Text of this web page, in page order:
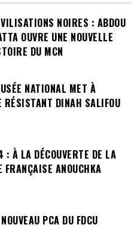
NOIRES : ABDOU
OUVRE UNE NOUVELLE
DU MCN
NATIONAL MET À
RÉSISTANT DINAH SALIFOU
: À LA DÉCOUVERTE DE LA
FRANÇAISE ANOUCHKA
PCA DU FDCU